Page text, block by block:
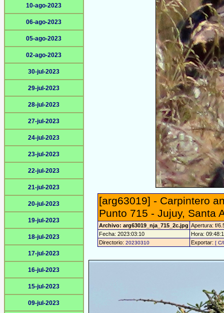
10-ago-2023
06-ago-2023
05-ago-2023
02-ago-2023
30-jul-2023
29-jul-2023
28-jul-2023
27-jul-2023
24-jul-2023
23-jul-2023
22-jul-2023
21-jul-2023
20-jul-2023
19-jul-2023
18-jul-2023
17-jul-2023
16-jul-2023
15-jul-2023
09-jul-2023
[arg63019] - Carpintero
Punto 715 - Jujuy, Santa
Archivo: arg63019_nja_715_2c.jpg Apertura: f/
Fecha: 2023:03:10
Hora:
Directorio: 20230310 Exportar: [ C/